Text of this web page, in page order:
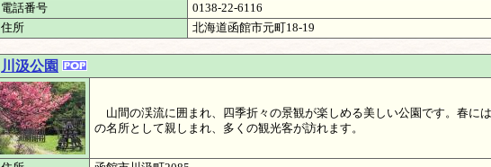
電話番号
0138-22-6116
住所
北海道函館市元町18-19
川汲公園
山間の渓流に囲まれ、四季折々の景観が楽しめる美しい公園です。春に
の名所として親しまれ、多くの観光客が訪れます。